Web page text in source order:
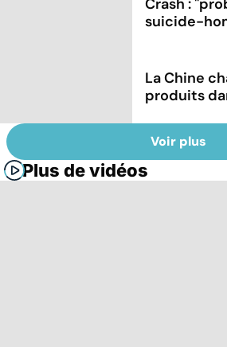
suicide-
La Chine
produits
Voir plus
Plus de vidéos